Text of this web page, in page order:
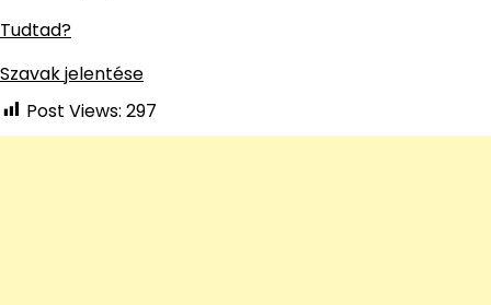
Tudtad?
Szavak jelentése
Post Views: 297